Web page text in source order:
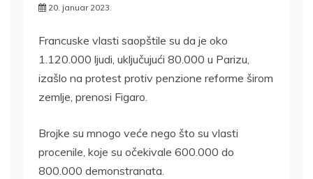
20. januar 2023.
Francuske vlasti saopštile su da je oko
1.120.000 ljudi, uključujući 80.000 u Parizu,
izašlo na protest protiv penzione reforme širom
zemlje, prenosi Figaro.
Brojke su mnogo veće nego što su vlasti
procenile, koje su očekivale 600.000 do
800.000 demonstranata.